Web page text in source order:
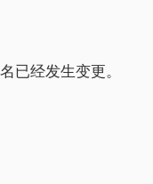
已经发生变更。